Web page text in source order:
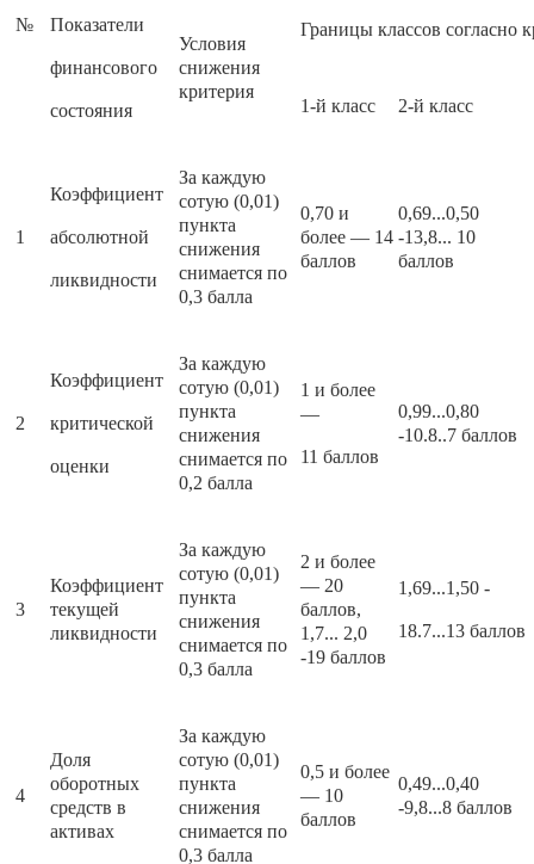
№ Показатели
финансового
состояния
Условия
снижения
критерия
Границы классов согласно
1-й класс 2-й класс
1
Коэффициент
абсолютной
ликвидности
За каждую
сотую (0,01)
пункта
снижения
снимается по
0,3 балла
0,70 и
более — 14
баллов
0,69...0,50
-13,8... 10
баллов
2
Коэффициент
критической
оценки
За каждую
сотую (0,01)
пункта
снижения
снимается по
0,2 балла
1 и более
—
11 баллов
0,99...0,80
-10.8..7 бал­лов
3
Коэффициент
текущей
ликвидности
За каждую
сотую (0,01)
пункта
снижения
снимается по
0,3 балла
2 и более
— 20
баллов,
1,7... 2,0
-19 баллов
1,69...1,50 -
18.7...13 баллов
4
Доля
оборотных
средств в
активах
За каждую
сотую (0,01)
пункта
снижения
снимается по
0,3 балла
0,5 и более
— 10
баллов
0,49...0,40
-9,8...8 баллов